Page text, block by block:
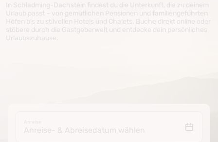
In Schladming-Dachstein findest du die Unterkunft, die zu deinem
Urlaub passt – von gemütlichen Pensionen und familiengeführten
Höfen bis zu stilvollen Hotels und Chalets. Buche direkt online oder
stöbere durch die Gastgeberwelt und entdecke dein persönliches
Urlaubszuhause.
Anreise- & Abreisedatum wählen